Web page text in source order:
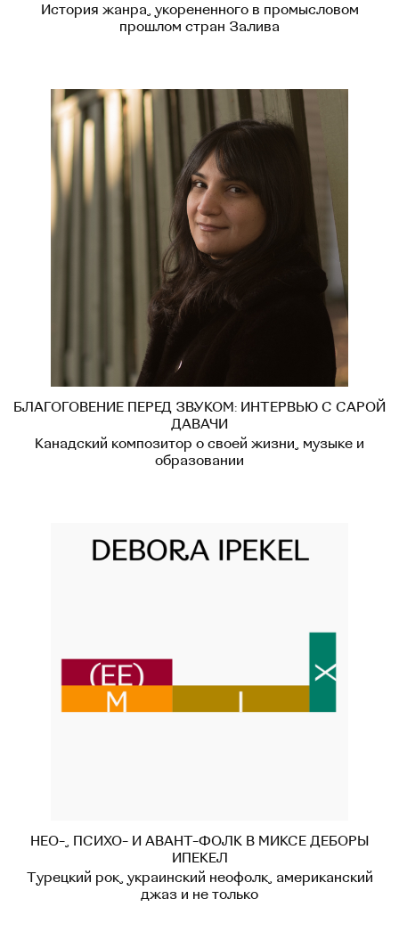
История жанра, укорененного в промысловом
прошлом стран Залива
БЛАГОГОВЕНИЕ ПЕРЕД ЗВУКОМ: ИНТЕРВЬЮ С САРОЙ
ДАВАЧИ
Канадский композитор о своей жизни, музыке и
образовании
НЕО-, ПСИХО- И АВАНТ-ФОЛК В МИКСЕ ДЕБОРЫ
ИПЕКЕЛ
Турецкий рок, украинский неофолк, американский
джаз и не только